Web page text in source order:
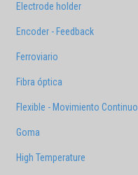
Electrode holder
Encoder - Feedback
Ferroviario
Fibra óptica
Flexible - Movimiento Continuo
Goma
High Temperature